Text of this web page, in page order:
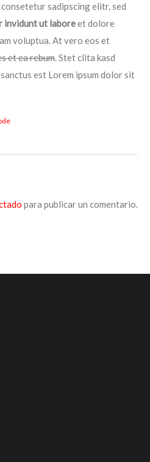
sadipscing elitr, sed
invidunt ut laboreet dolore
voluptua. At vero eos et
et ea rebum. Stet clita kasd
est Lorem ipsum dolor sit
para publicar un comentario.